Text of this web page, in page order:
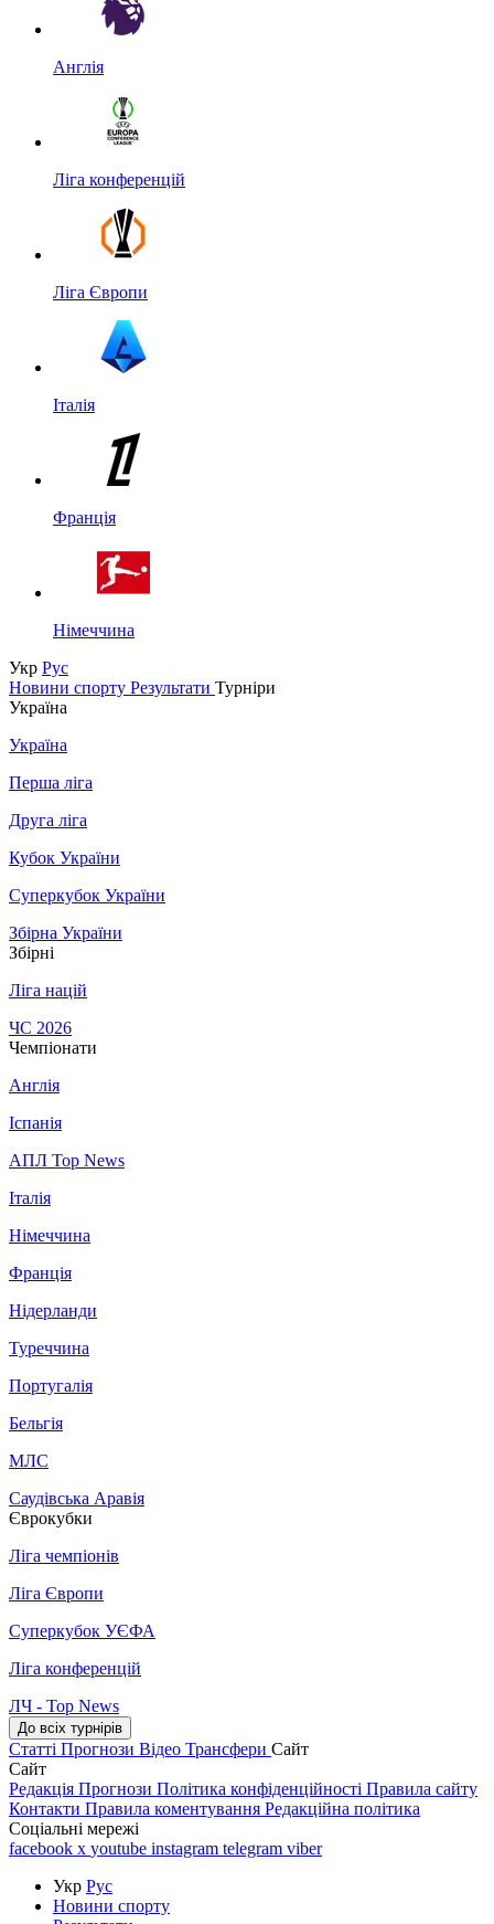
Англія
Ліга конференцій
Ліга Європи
Італія
Франція
Німеччина
Укр Рус
Новини спорту Результати Турніри
Україна
Україна
Перша ліга
Друга ліга
Кубок України
Суперкубок України
Збірна України
Збірні
Ліга націй
ЧС 2026
Чемпіонати
Англія
Іспанія
АПЛ Top News
Італія
Німеччина
Франція
Нідерланди
Туреччина
Португалія
Бельгія
МЛС
Саудівська Аравія
Єврокубки
Ліга чемпіонів
Ліга Європи
Суперкубок УЄФА
Ліга конференцій
ЛЧ - Top News
До всіх турнірів
Статті Прогнози Відео Трансфери Сайт
Сайт
Редакція Прогнози Політика конфіденційності Правила сайту
Контакти Правила коментування Редакційна політика
Соціальні мережі
facebook x youtube instagram telegram viber
Укр Рус
Новини спорту